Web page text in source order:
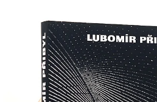
VÝVAR
NEJEN